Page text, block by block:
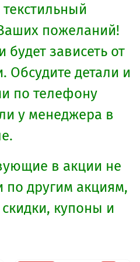
пожеланий!
будет зависеть от
Обсудите детали и
по телефону
у менеджера в
в акции не
по другим акциям,
купоны и